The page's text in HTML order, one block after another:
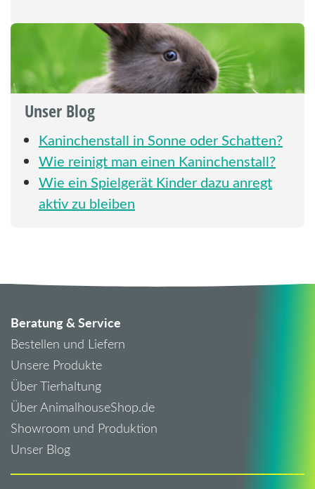
Unser Blog
Kaninchenstall in Sonne oder Schatten?
Wie reinigt man einen Kaninchenstall?
Wie ein Spielgerät Kinder dazu anregt
aktiv zu bleiben
Beratung & Service
Bestellen und Liefern
Unsere Produkte
Über Tierhaltung
Über AnimalhouseShop.de
Showroom und Produktion
Unser Blog